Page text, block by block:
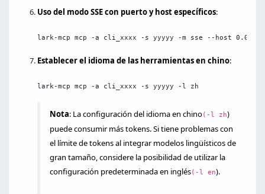
Uso del modo SSE con puerto y host específicos:
lark-mcp mcp -a cli_xxxx -s yyyyy -m sse --host
Establecer el idioma de las herramientas en chino:
lark-mcp mcp -a cli_xxxx -s yyyyy -l zh
Nota: La configuración del idioma en chino(-l zh)
puede consumir más tokens. Si tiene problemas con
el límite de tokens al integrar modelos lingüísticos de
gran tamaño, considere la posibilidad de utilizar la
configuración predeterminada en inglés(-l en).